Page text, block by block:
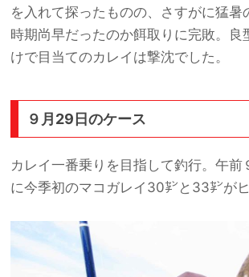
を入れて探ったものの、さすがに猛暑
時期尚早だったのか餌取りに完敗。良
けで目当てのカレイは撃沈でした。
９月29日のケース
カレイ一番乗りを目指して釣行。午前
に今季初のマコガレイ30㌢と33㌢がヒ